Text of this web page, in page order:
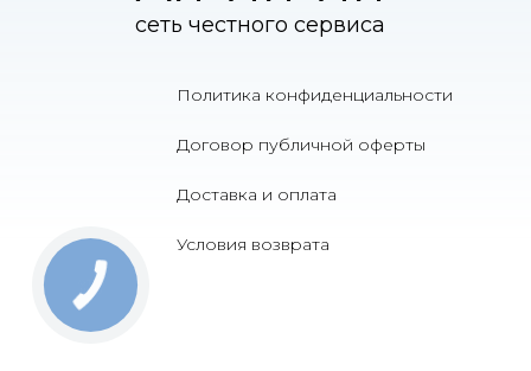
сеть честного сервиса
Политика конфиденциальности
Договор публичной оферты
Доставка и оплата
Условия возврата